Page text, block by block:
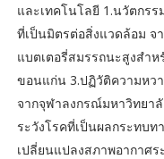
และเทคโนโลยี 1.นวัตกร
ที่เป็นมิตรต่อสิ่งแวดล้อม จ
แบตเตอรี่สมรรถนะสูงสำ
ขอนแก่น 3.ปฏิวัติความห
จากจุฬาลงกรณ์มหาวิทยา
ระวังโรคที่เป็นผลกระทบ
เปลี่ยนแปลงสภาพอากาศร